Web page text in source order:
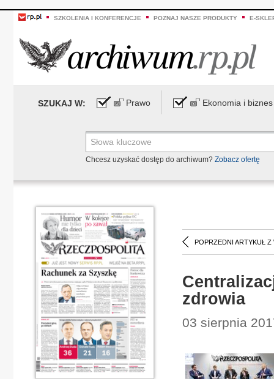
SZKOLENIA I KONFERENCJE POZNAJ NASZE PRODUKTY E-
SZUKAJ W: Prawo Ekonomia i biznes
Chcesz uzyskać dostęp do archiwum? Zobacz ofertę
POPRZEDNI ARTYKUŁ Z
zdrowia
03 sierpnia